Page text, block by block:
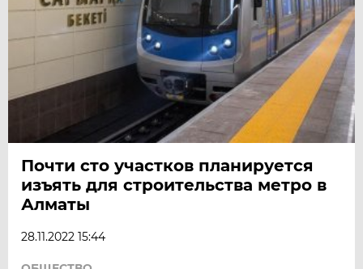
Почти сто участков планируется
изъять для строительства метро в
Алматы
28.11.2022 15:44